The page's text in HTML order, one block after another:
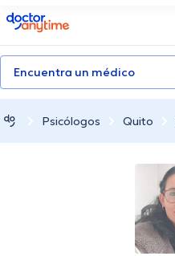
doctoranytime
Encuentra un médico
Psicólogos Quito